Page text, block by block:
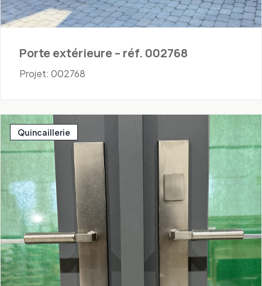
Porte extérieure – réf. 002768
Projet: 002768
Quincaillerie